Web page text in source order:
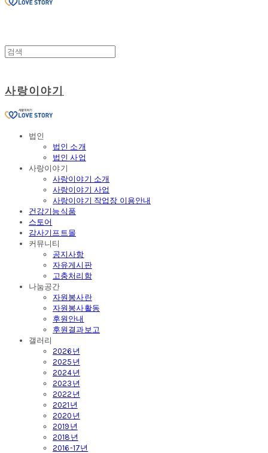
사랑이야기
법인
법인 소개
법인 사업
사랑이야기
사랑이야기 소개
사랑이야기 사업
사랑이야기 작업장 이용안내
건강기능식품
스토어
감사기프트몰
커뮤니티
공지사항
자유게시판
고충처리함
나눔공간
자원봉사란
자원봉사활동
후원안내
후원결과보고
갤러리
2026년
2025년
2024년
2023년
2022년
2021년
2020년
2019년
2018년
2016-17년